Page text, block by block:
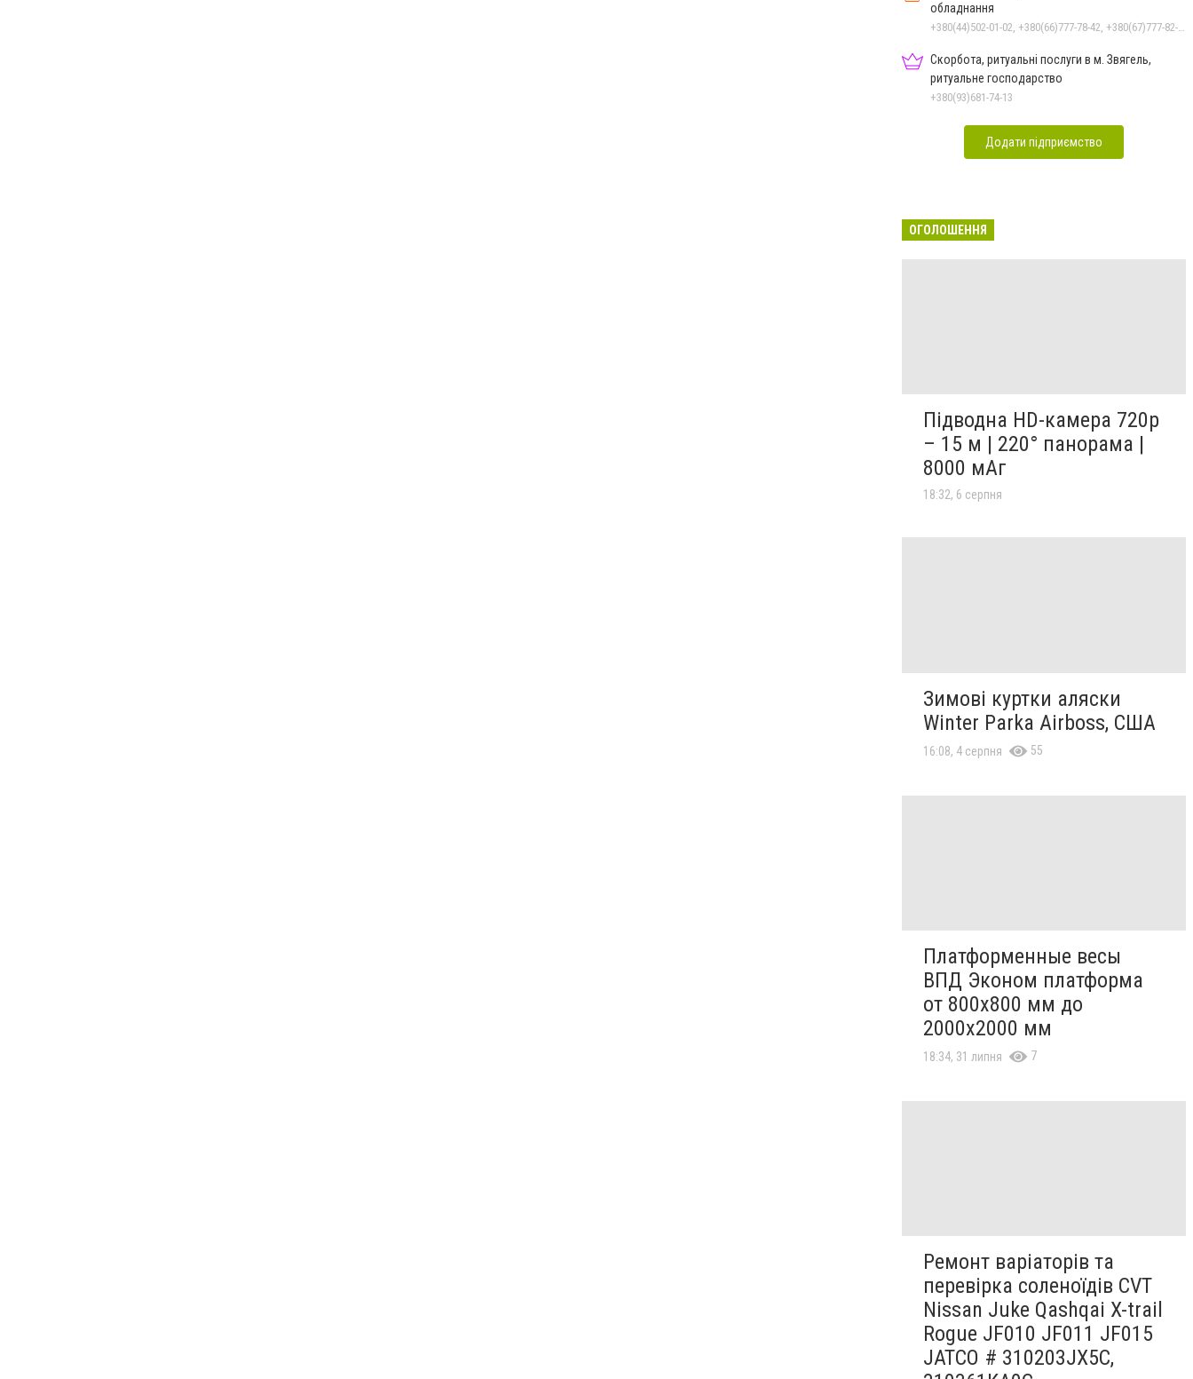
обладнання
+380(44)502-01-02, +380(66)777-78-42, +380(67)777-82-19, +380(67)890-80-80, +380(73)890-80-80, +380(44)502-01-03
Скорбота, ритуальні послуги в м. Звягель,
ритуальне господарство
+380(93)681-74-13
Додати підприємство
ОГОЛОШЕННЯ
Підводна HD-камера 720p
– 15 м | 220° панорама |
8000 мАг
18:32, 6 серпня
Зимові куртки аляски
Winter Parka Airboss, США
16:08, 4 серпня 55
Платформенные весы
ВПД Эконом платформа
от 800х800 мм до
2000х2000 мм
18:34, 31 липня 7
Ремонт варіаторів та
перевірка соленоїдів CVT
Nissan Juke Qashqai X-trail
Rogue JF010 JF011 JF015
JATCO # 310203JX5C,